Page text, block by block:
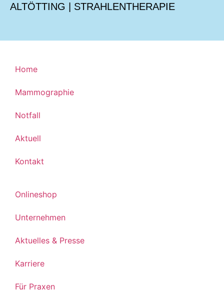
ALTÖTTING | STRAHLENTHERAPIE
Home
Mammographie
Notfall
Aktuell
Kontakt
Onlineshop
Unternehmen
Aktuelles & Presse
Karriere
Für Praxen